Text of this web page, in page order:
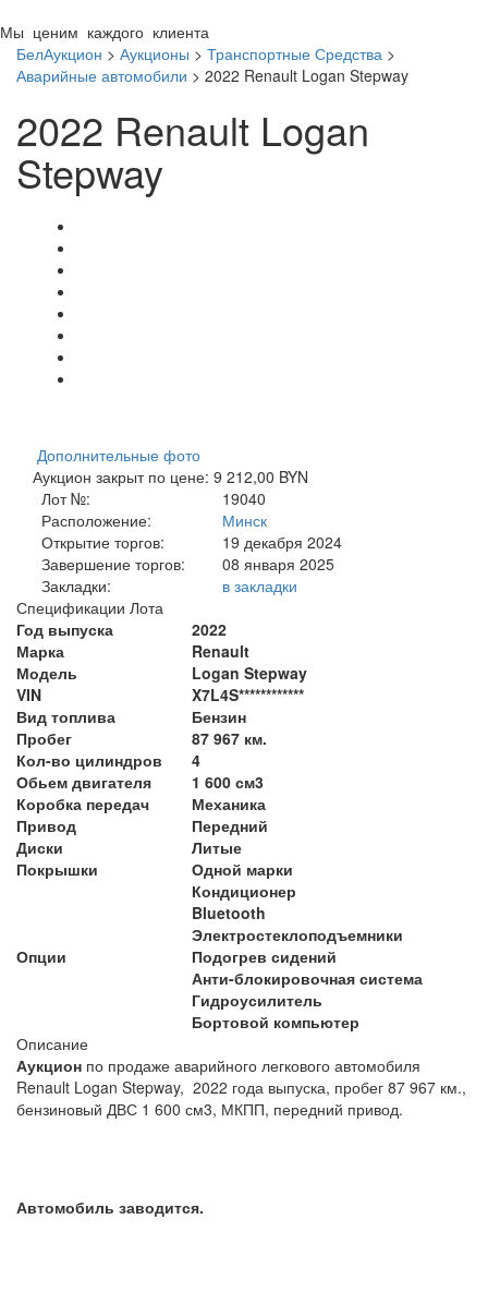
Мы ценим каждого клиента
БелАукцион > Аукционы > Транспортные Средства >
Аварийные автомобили > 2022 Renault Logan Stepway
2022 Renault Logan
Stepway
Дополнительные фото
Аукцион закрыт по цене: 9 212,00 BYN
Лот №:
19040
Расположение:
Минск
Открытие торгов:
19 декабря 2024
Завершение торгов:
08 января 2025
Закладки:
в закладки
Спецификации Лота
Год выпуска
2022
Марка
Renault
Модель
Logan Stepway
VIN
X7L4S************
Вид топлива
Бензин
Пробег
87 967 км.
Кол-во цилиндров
4
Обьем двигателя
1 600 см3
Коробка передач
Механика
Привод
Передний
Диски
Литые
Покрышки
Одной марки
Опции
Кондиционер
Bluetooth
Электростеклоподъемники
Подогрев сидений
Анти-блокировочная система
Гидроусилитель
Бортовой компьютер
Описание
Аукцион по продаже аварийного легкового автомобиля
Renault Logan Stepway, 2022 года выпуска, пробег 87 967 км.,
бензиновый ДВС 1 600 см3, МКПП, передний привод.
Автомобиль заводится.